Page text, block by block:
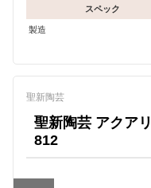
スペック
製造
聖新陶芸
聖新陶芸 アクア
812